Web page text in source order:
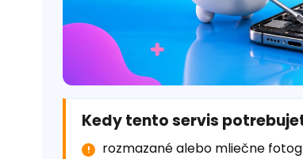
Kedy tento servis
rozmazané alebo mliečne